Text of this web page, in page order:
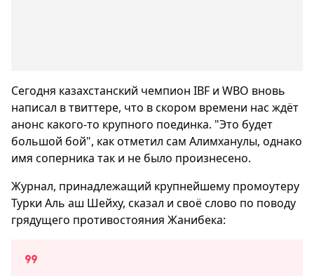
Сегодня казахстанский чемпион IBF и WBO вновь
написал в твиттере, что в скором времени нас ждёт
анонс какого-то крупного поединка. "Это будет
большой бой", как отметил сам Алимханулы, однако
имя соперника так и не было произнесено.
Журнал, принадлежащий крупнейшему промоутеру
Турки Аль аш Шейху, сказал и своё слово по поводу
грядущего противостояния Жанибека: